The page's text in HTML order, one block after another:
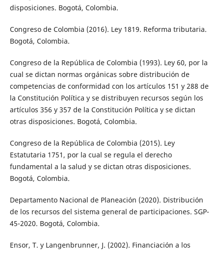
disposiciones. Bogotá, Colombia.
Congreso de Colombia (2016). Ley 1819. Reforma tributaria.
Bogotá, Colombia.
Congreso de la República de Colombia (1993). Ley 60, por la
cual se dictan normas orgánicas sobre distribución de
competencias de conformidad con los artículos 151 y 288 de
la Constitución Política y se distribuyen recursos según los
artículos 356 y 357 de la Constitución Política y se dictan
otras disposiciones. Bogotá, Colombia.
Congreso de la República de Colombia (2015). Ley
Estatutaria 1751, por la cual se regula el derecho
fundamental a la salud y se dictan otras disposiciones.
Bogotá, Colombia.
Departamento Nacional de Planeación (2020). Distribución
de los recursos del sistema general de participaciones. SGP-
45-2020. Bogotá, Colombia.
Ensor, T. y Langenbrunner, J. (2002). Financiación a los